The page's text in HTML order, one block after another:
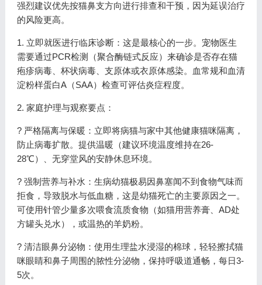
强烈建议优先按猫鼻支方向进行排查和干预，因为延误治疗
的风险更高。
1. 立即就医进行临床诊断：这是最核心的一步。宠物医生
需要通过PCR检测（聚合酶链式反应）来确诊是否存在猫
疱疹病毒、杯状病毒、支原体或衣原体感染。血常规和血清
淀粉样蛋白A（SAA）检查可评估炎症程度。
2. 家庭护理与观察要点：
? 严格隔离与保暖：立即将病猫与家中其他健康猫咪隔离，
防止病毒扩散。提供温暖（建议环境温度维持在26-
28℃）、无穿堂风的安静休息环境。
? 强制营养与补水：生病幼猫极易因鼻塞闻不到食物气味而
拒食，导致脱水与低血糖，这是幼猫死亡的主要原因之一。
可使用针管少量多次喂食流质食物（如猫用营养膏、AD处
方罐头兑水），或温热的羊奶粉。
? 清洁眼鼻分泌物：使用生理盐水浸湿的棉球，轻轻擦拭猫
咪眼睛和鼻子周围的脓性分泌物，保持呼吸道通畅，每日3-
5次。